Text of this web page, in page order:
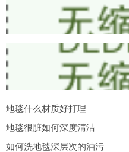
地毯什么材质好打理
地毯很脏如何深度清洁
如何洗地毯深层次的油污